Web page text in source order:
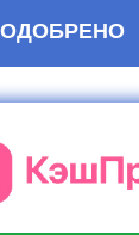
ПОЛУЧИТЬ